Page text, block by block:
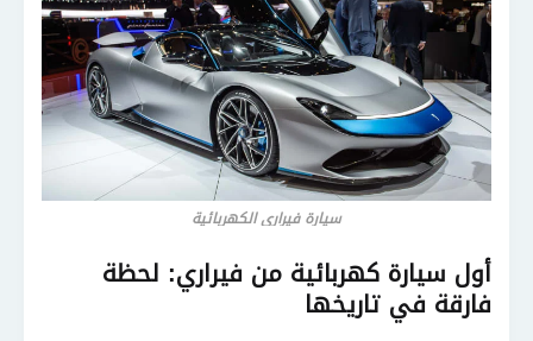
سيارة فيراري الكهربائية
أول سيارة كهربائية من فيراري: لحظة
فارقة في تاريخها